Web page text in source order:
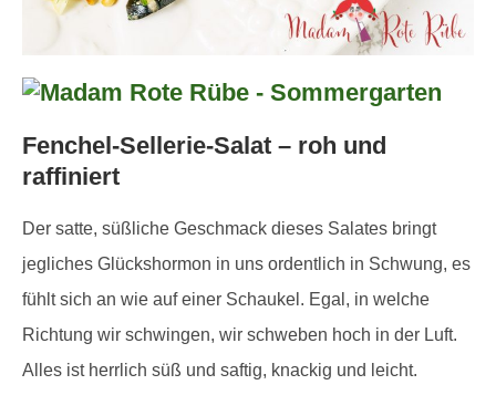
Fenchel-Sellerie-Salat – roh und
raffiniert
Der satte, süßliche Geschmack dieses Salates bringt
jegliches Glückshormon in uns ordentlich in Schwung, es
fühlt sich an wie auf einer Schaukel. Egal, in welche
Richtung wir schwingen, wir schweben hoch in der Luft.
Alles ist herrlich süß und saftig, knackig und leicht.